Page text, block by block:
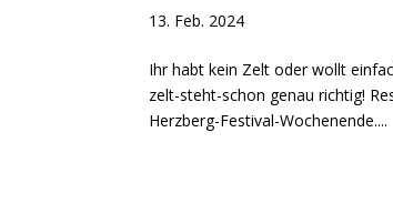
13. Feb. 2024
Ihr habt kein Zelt oder wollt
zelt-steht-schon genau richtig!
Herzberg-Festival-Wochenende....